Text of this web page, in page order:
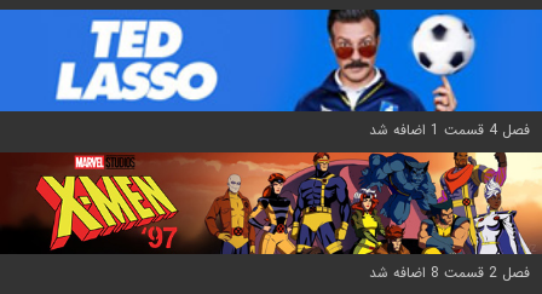
فصل 4 قسمت 1 اضافه شد
فصل 2 قسمت 8 اضافه شد